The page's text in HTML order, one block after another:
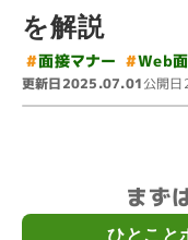
を解説
#面接マナー #Web
更新日2025.07.01公開日
まず
ひとこと